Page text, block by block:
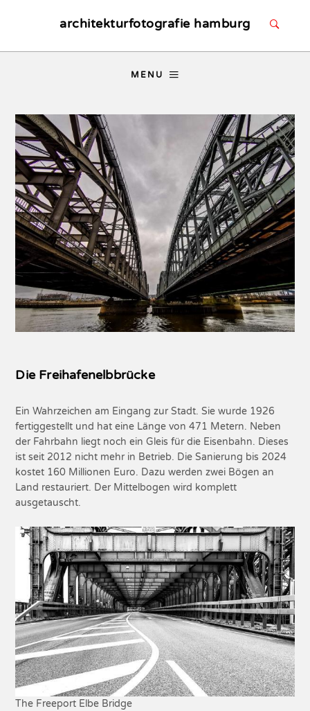
architekturfotografie hamburg
MENU
Die Freihafenelbbrücke
Ein Wahrzeichen am Eingang zur Stadt. Sie wurde 1926
fertiggestellt und hat eine Länge von 471 Metern. Neben
der Fahrbahn liegt noch ein Gleis für die Eisenbahn. Dieses
ist seit 2012 nicht mehr in Betrieb. Die Sanierung bis 2024
kostet 160 Millionen Euro. Dazu werden zwei Bögen an
Land restauriert. Der Mittelbogen wird komplett
ausgetauscht.
The Freeport Elbe Bridge